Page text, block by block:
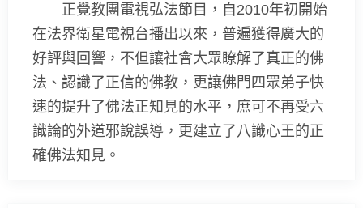
正覺教團電視弘法節目，自2010年初開始
在法界衛星電視台播出以來，普遍獲得廣大的
好評與回響，不但讓社會大眾瞭解了真正的佛
法、認識了正信的佛教，更讓佛門四眾弟子快
速的提升了佛法正知見的水平，庶可不再受六
識論的外道邪說誤導，更建立了八識心王的正
確佛法知見。